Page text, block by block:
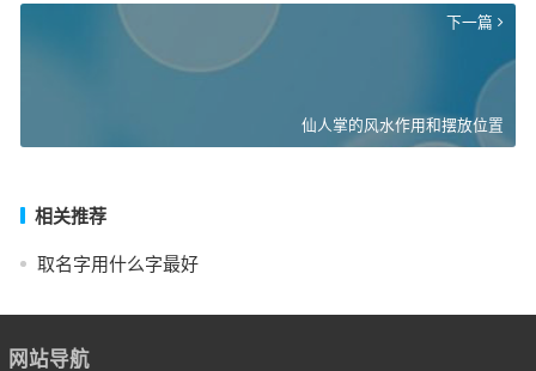
下一篇
仙人掌的风水作用和摆放位置
相关推荐
取名字用什么字最好
网站导航